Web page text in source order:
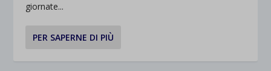
giornate...
PER SAPERNE DI PIÙ